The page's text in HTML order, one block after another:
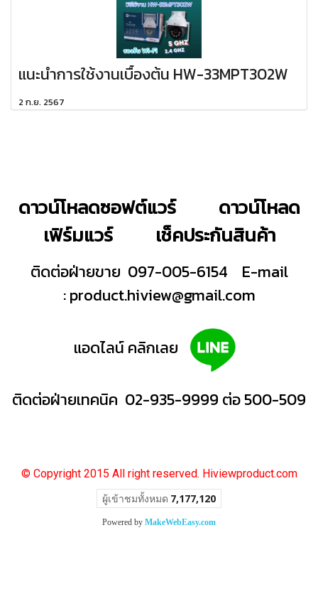
แนะนำการใช้งานเบื้องต้น HW-33MPT302W
2 ก.ย. 2567
ดาวน์โหลดซอฟต์แวร์
ดาวน์โหลด
เฟิร์มแวร์
เช็คประกันสินค้า
ติดต่อฝ่ายขาย 097-005-6154
E-mail
:product.hiview@gmail.com
แอดไลน์ คลิกเลย
ติดต่อฝ่ายเทคนิค 02-935-9999 ต่อ 500-509
© Copyright 2015 All right reserved. Hiviewproduct.com
ผู้เข้าชมวันนี้
1
Powered by MakeWebEasy.com